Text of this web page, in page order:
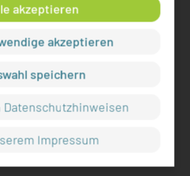
ADRESSE
Lausitz - Carl Thiem
Thiemstr. 111
03048 Cottbus
akzeptieren
akzeptieren
speichern
Datenschutzhinweisen
Impressum